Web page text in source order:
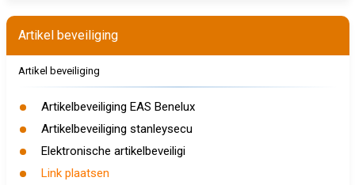
Artikel beveiliging
Artikel beveiliging
Artikelbeveiliging EAS Benelux
Artikelbeveiliging stanleysecu
Elektronische artikelbeveiligi
Link plaatsen